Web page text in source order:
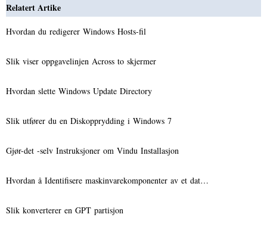
Relatert Artike
Hvordan du redigerer Windows Hosts-fil
Slik viser oppgavelinjen Across to skjermer
Hvordan slette Windows Update Directory
Slik utfører du en Diskopprydding i Windows 7
Gjør-det -selv Instruksjoner om Vindu Installasjon
Hvordan å Identifisere maskinvarekomponenter av et dat…
Slik konverterer en GPT partisjon